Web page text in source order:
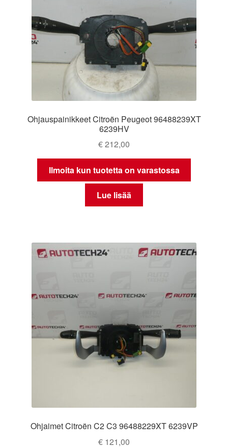
Ohjauspainikkeet Citroën Peugeot 96488239XT
6239HV
€212,00
Ilmoita kun tuotetta on varastossa
Lue lisää
Ohjaimet Citroën C2 C3 96488229XT 6239VP
€ 121,00